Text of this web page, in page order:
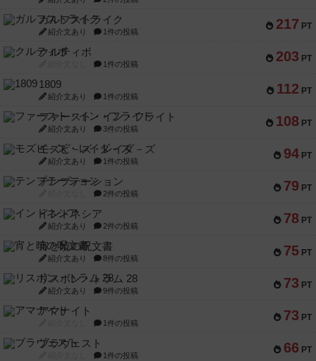
217 PT
ガルフストライク
紹介文あり 1件の投稿
203 PT
クルティボ
1件の投稿
112 PT
1809
紹介文あり 1件の投稿
108 PT
ファースト・イン・フライト
紹介文あり 3件の投稿
94 PT
モズビ－ズ・レイダ－ズ
紹介文あり 1件の投稿
79 PT
テンプテーション
2件の投稿
78 PT
インドネシア
紹介文あり 2件の投稿
75 PT
宵と暁の呪文書
紹介文あり 8件の投稿
73 PT
リスボン・トラム 28
紹介文あり 9件の投稿
73 PT
アマナイト
1件の投稿
66 PT
ブラヴェスト
1件の投稿